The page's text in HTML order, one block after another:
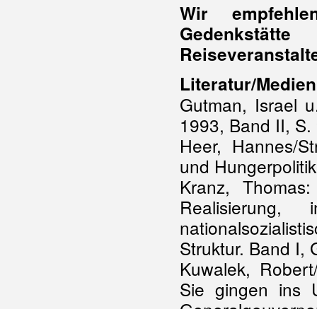
Wir
Literatur/Medien
Gutman, Israel
1993, Band II,
Heer, Hannes/
und
Kranz,
Realisierung,
Struktur. Band I,
Kuwalek,
Sie gingen ins